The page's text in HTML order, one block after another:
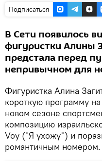
Подписаться
В Сети появилось
фигуристки Алины
предстала перед
непривычном для
Фигуристка Алина
короткую программу
новом сезоне
композицию
Voy ("Я ухожу") и
романтичным номером.